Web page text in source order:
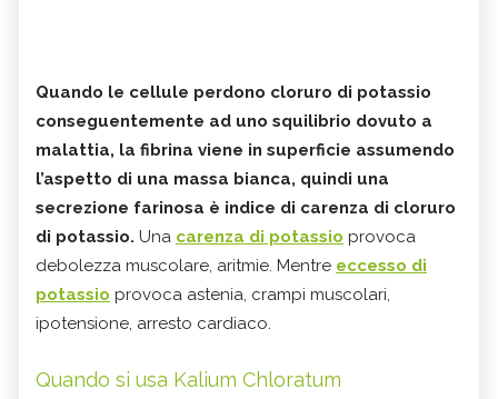
Quando le cellule perdono cloruro di potassio
conseguentemente ad uno squilibrio dovuto a
malattia, la fibrina viene in superficie assumendo
l’aspetto di una massa bianca, quindi una
secrezione farinosa è indice di carenza di cloruro
di potassio. Una carenza di potassio provoca
debolezza muscolare, aritmie. Mentre eccesso di
potassio provoca astenia, crampi muscolari,
ipotensione, arresto cardiaco.
Quando si usa Kalium Chloratum